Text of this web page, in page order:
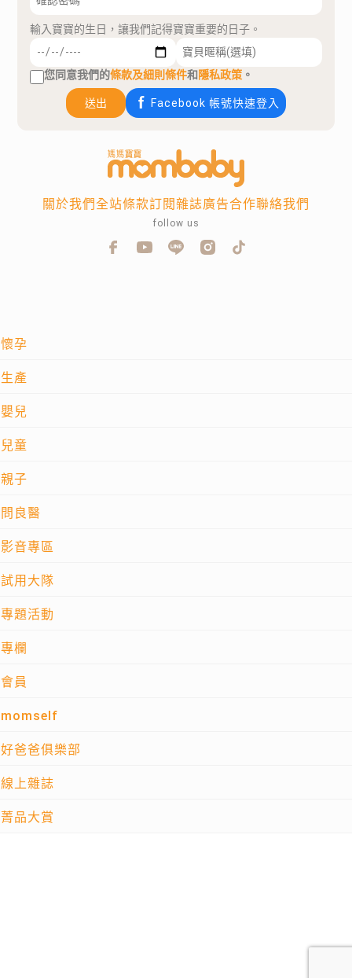
輸入寶寶的生日，讓我們記得寶寶重要的日子。
您同意我們的條款及細則條件和隱私政策 。
送出 Facebook 帳號快速登入
懷孕
生產
嬰兒
兒童
親子
問良醫
影音專區
試用大隊
專題活動
專欄
會員
momself
好爸爸俱樂部
線上雜誌
菁品大賞
關於我們全站條款訂閱雜誌廣告合作聯絡我們
follow us